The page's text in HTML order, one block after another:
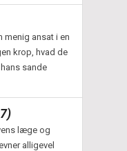
menig ansat i en
krop, hvad de
sande
læge og
alligevel